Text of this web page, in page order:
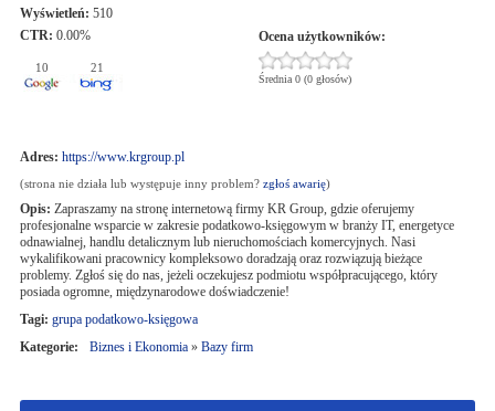
Wyświetleń: 510
CTR: 0.00%
10 21
Ocena użytkowników:
Średnia 0 (0 głosów)
Adres: https://www.krgroup.pl
(strona nie działa lub występuje inny problem? zgłoś awarię)
Opis: Zapraszamy na stronę internetową firmy KR Group, gdzie oferujemy
profesjonalne wsparcie w zakresie podatkowo-księgowym w branży IT, energetyce
odnawialnej, handlu detalicznym lub nieruchomościach komercyjnych. Nasi
wykalifikowani pracownicy kompleksowo doradzają oraz rozwiązują bieżące
problemy. Zgłoś się do nas, jeżeli oczekujesz podmiotu współpracującego, który
posiada ogromne, międzynarodowe doświadczenie!
Tagi: grupa podatkowo-księgowa
Kategorie:
Biznes i Ekonomia» Bazy firm